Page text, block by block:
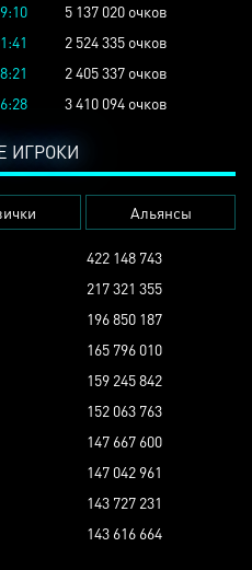
5 137 020 очков
2 524 335 очков
2 405 337 очков
3 410 094 очков
ИГРОКИ
Альянсы
422 148 743
217 321 355
196 850 187
165 796 010
159 245 842
152 063 763
147 667 600
147 042 961
143 727 231
143 616 664